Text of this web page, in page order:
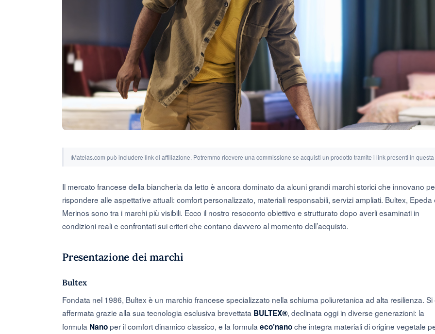
ℹMatelas.com può includere link di affiliazione. Potremmo ricevere una commissione se acquisti un prodotto tramite i link presenti in
Il mercato francese della biancheria da letto è ancora dominato da alcuni grandi marchi storici che innovano
rispondere alle aspettative attuali: comfort personalizzato, materiali responsabili, servizi ampliati. Bultex, Epeda
Merinos sono tra i marchi più visibili. Ecco il nostro resoconto obiettivo e strutturato dopo averli esaminati in
condizioni reali e confrontati sui criteri che contano davvero al momento dell’acquisto.
Presentazione dei marchi
Bultex
Fondata nel 1986, Bultex è un marchio francese specializzato nella schiuma poliuretanica ad alta resilienza. Si
affermata grazie alla sua tecnologia esclusiva brevettata BULTEX®, declinata oggi in diverse generazioni: la
formula Nanoper il comfort dinamico classico, e la formula eco’nanoche integra materiali di origine vegetale